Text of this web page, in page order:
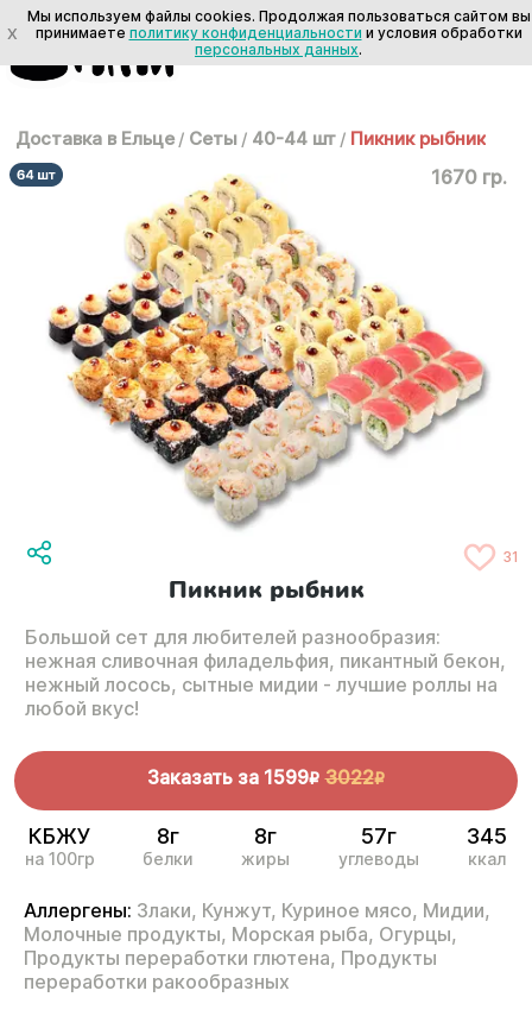
Доставка в Ельце / Сеты / 40-44 шт / Пикник рыбник
1670 гр.
31
Пикник рыбник
Большой сет для любителей разнообразия:
нежная сливочная филадельфия, пикантный бекон,
нежный лосось, сытные мидии - лучшие роллы на
любой вкус!
Заказать за 1599R 3022R
КБЖУ
на 100гр
8г
белки
8г
жиры
57г
углеводы
345
ккал
Аллергены: Злаки, Кунжут, Куриное мясо, Мидии,
Молочные продукты, Морская рыба, Огурцы,
Продукты переработки глютена, Продукты
переработки ракообразных
X
Мы используем файлы cookies. Продолжая пользоваться сайтом вы
принимаете политику конфиденциальности и условия обработки
персональных данных.